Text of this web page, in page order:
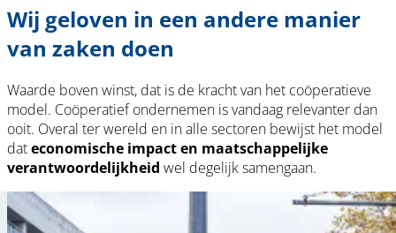
Wij geloven in een andere manier
van zaken doen
Waarde boven winst, dat is de kracht van het coöperatieve
model. Coöperatief ondernemen is vandaag relevanter dan
ooit. Overal ter wereld en in alle sectoren bewijst het model
dateconomische impact en maatschappelijke
verantwoordelijkheid wel degelijk samengaan.